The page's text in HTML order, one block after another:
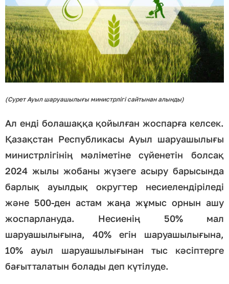
(Сурет Ауыл шаруашылығы министрлігі сайтынан алынды)
Ал енді болашаққа қойылған жоспарға келсек.
Қaзaқстaн Республикaсы Aуыл шaруaшылығы
министрлігінің мәліметіне сүйенетін болсақ
2024 жылы жобаны жүзеге асыру барысында
барлық ауылдық округтер несиелендіріледі
және 500-ден астам жаңа жұмыс орнын ашу
жоспарлануда. Несиенің 50% мал
шаруашылығына, 40% егін шаруашылығына,
10% ауыл шаруашылығынан тыс кәсіптерге
бағытталатын болады деп күтілуде.